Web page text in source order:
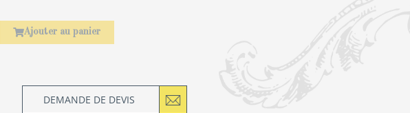
Ajouter au panier
DEMANDE DE DEVIS